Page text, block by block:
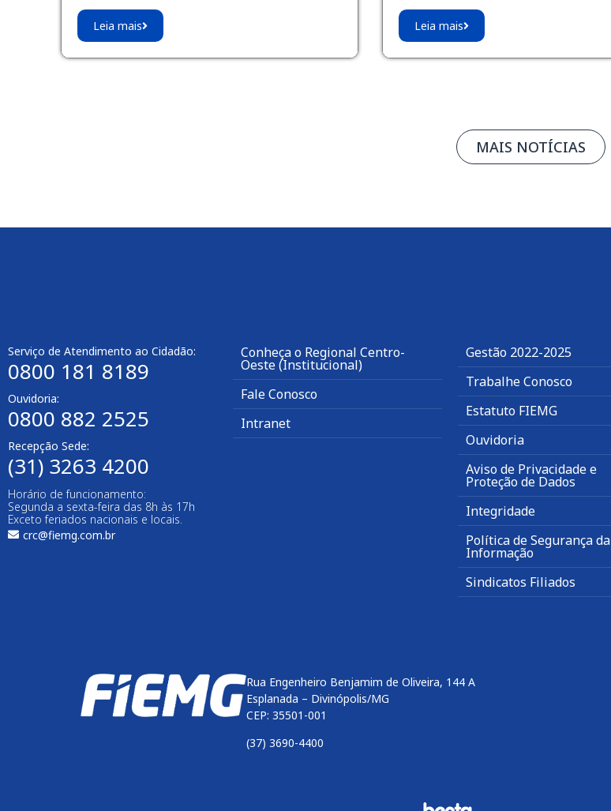
Leia mais Leia mais
MAIS NOTÍCIAS
Serviço de Atendimento ao Cidadão:
0800 181 8189
Ouvidoria:
0800 882 2525
Recepção Sede:
(31) 3263 4200
Horário de funcionamento:
Segunda a sexta-feira das 8h às 17h
Exceto feriados nacionais e locais.
crc@fiemg.com.br
Conheça o Regional Centro-
Oeste (Institucional)
Fale Conosco
Intranet
Gestão 2022-2025
Trabalhe Conosco
Estatuto FIEMG
Ouvidoria
Aviso de Privacidade e
Proteção de Dados
Integridade
Política de Segurança da
Informação
Sindicatos Filiados
Rua Engenheiro Benjamim de Oliveira, 144 A
Esplanada – Divinópolis/MG
CEP: 35501-001
(37) 3690-4400
btn-04